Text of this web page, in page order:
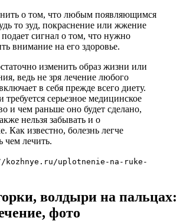
о том, что любым появляющимся
то зуд, покраснение или жжение
сигнал о том, что нужно
внимание на его здоровье.
изменить образ жизни или
ведь не зря лечение любого
в себя прежде всего диету.
серьезное медицинское
и чем раньше оно будет сделано,
нельзя забывать и о
Как известно, болезнь легче
чем лечить.
uplotnenie-na-ruke-
волдыри на пальцах:
фото